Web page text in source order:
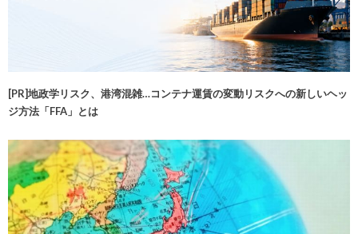
[PR]地政学リスク、港湾混雑…コンテナ運賃の変動リスクへの新しいヘッ
ジ方法「FFA」とは